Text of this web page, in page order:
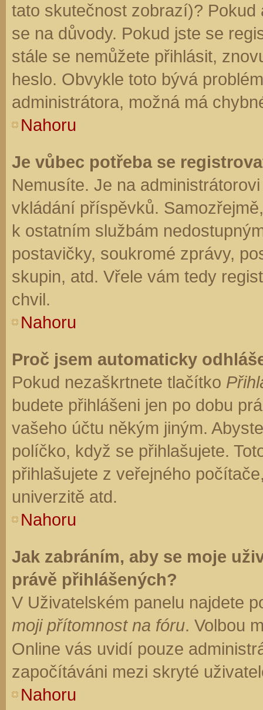
tato skutečnost zobrazí)?
se na důvody. Pokud jste se
stále se nemůžete přihlásit,
heslo. Obvykle toto bývá
administrátora, možná má
Nahoru
Je vůbec potřeba se
Nemusíte. Je na
vkládání příspěvků.
k ostatním službám
postavičky, soukromé zprávy,
skupin, atd. Vřele vám tedy
chvil.
Nahoru
Proč jsem automaticky
Pokud nezaškrtnete tlačítko
budete přihlášeni jen po dobu
vašeho účtu někým jiným.
políčko, když se přihlašujete.
přihlašujete z veřejného
univerzitě atd.
Nahoru
Jak zabráním, aby se moje
právě přihlášených?
V Uživatelském panelu najdete
moji přítomnost na fóru. Volbou
Online vás uvidí pouze
započítáváni mezi skryté
Nahoru